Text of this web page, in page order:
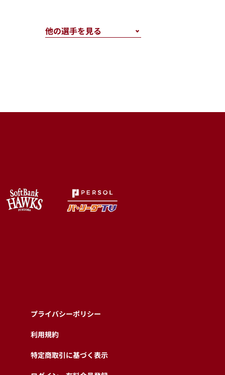
プライバシーポリシー
利用規約
特定商取引に基づく表示